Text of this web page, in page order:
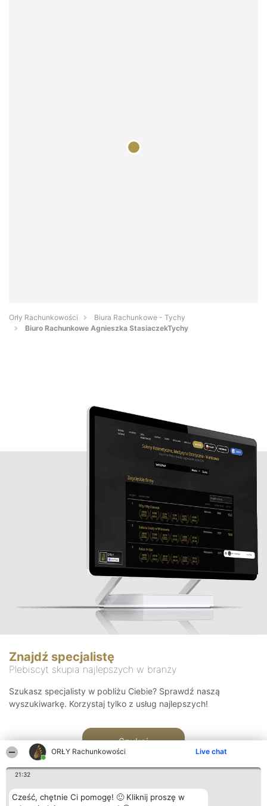
ORŁY Rachunkowości Live chat
21:32
Cześć, chętnie Ci pomogę! 🙂 Kliknij proszę w
Orły Rachunkowości
Biura Rachunkowe - Tychy
Biuro Rachunkowe Agnieszka StasiaczekTychy
Znajdź specjalistę
Plebiscyt skupia najlepszych w branży
Szukasz specjalisty w pobliżu Ciebie? Sprawdź naszą
wyszukiwarkę. Korzystaj tylko z usług najlepszych!
Szukaj